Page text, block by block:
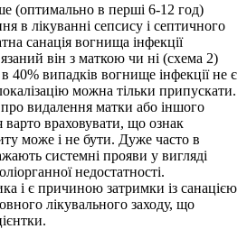
(оптимально в перші 6-12 год)
в лікуванні сепсису і септичного
санація вогнища інфекції
він з маткою чи ні (схема 2)
40% випадків вогнище інфекції не є
можна тільки припускати.
видалення матки або іншого
враховувати, що ознак
може і не бути. Дуже часто в
системні прояви у вигляді
недостатності.
і є причиною затримки із санацією
лікувального заходу, що